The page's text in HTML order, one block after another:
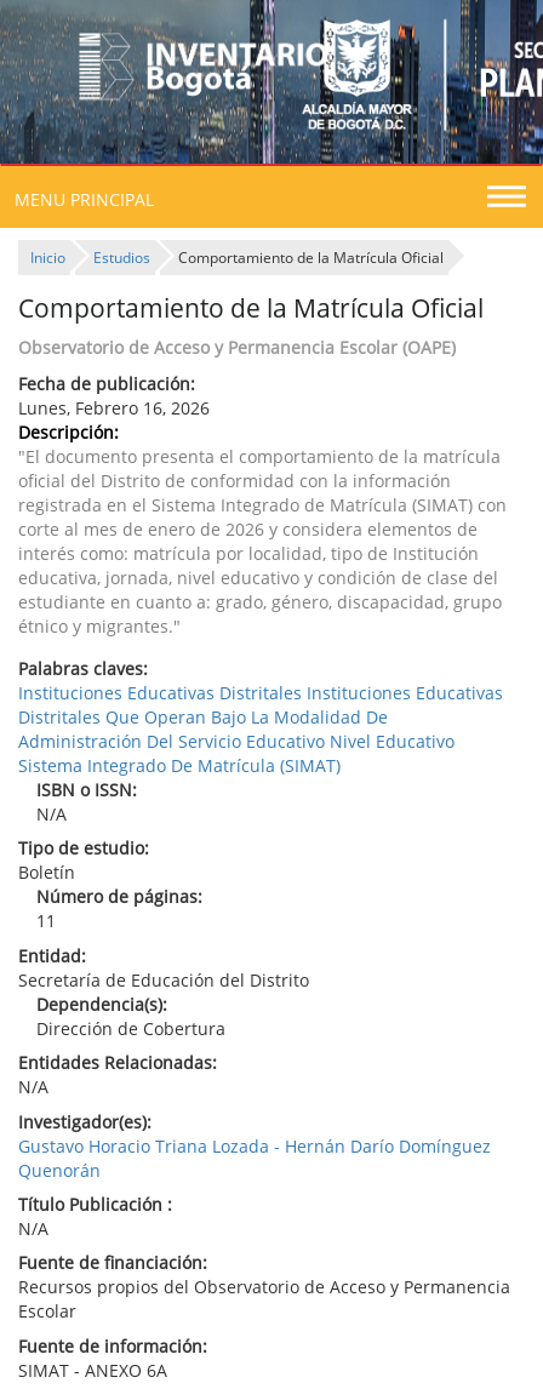
MENU PRINCIPAL
Inicio Estudios Comportamiento de la Matrícula Oficial
Comportamiento de la Matrícula Oficial
Observatorio de Acceso y Permanencia Escolar (OAPE)
Fecha de publicación:
Lunes, Febrero 16, 2026
Descripción:
"El documento presenta el comportamiento de la matrícula
oficial del Distrito de conformidad con la información
registrada en el Sistema Integrado de Matrícula (SIMAT) con
corte al mes de enero de 2026 y considera elementos de
interés como: matrícula por localidad, tipo de Institución
educativa, jornada, nivel educativo y condición de clase del
estudiante en cuanto a: grado, género, discapacidad, grupo
étnico y migrantes."
Palabras claves:
Instituciones Educativas Distritales Instituciones Educativas
Distritales Que Operan Bajo La Modalidad De
Administración Del Servicio Educativo Nivel Educativo
Sistema Integrado De Matrícula (SIMAT)
ISBN o ISSN:
N/A
Tipo de estudio:
Boletín
Número de páginas:
11
Entidad:
Secretaría de Educación del Distrito
Dependencia(s):
Dirección de Cobertura
Entidades Relacionadas:
N/A
Investigador(es):
Gustavo Horacio Triana Lozada - Hernán Darío Domínguez
Quenorán
Título Publicación :
N/A
Fuente de financiación:
Recursos propios del Observatorio de Acceso y Permanencia
Escolar
Fuente de información:
SIMAT - ANEXO 6A